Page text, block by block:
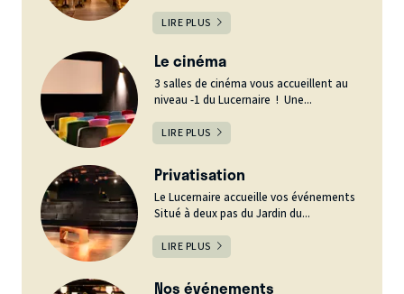
LIRE PLUS
Le cinéma
3 salles de cinéma vous accueillent au
niveau -1 du Lucernaire ! Une...
LIRE PLUS
Privatisation
Le Lucernaire accueille vos événements
Situé à deux pas du Jardin du...
LIRE PLUS
Nos événements